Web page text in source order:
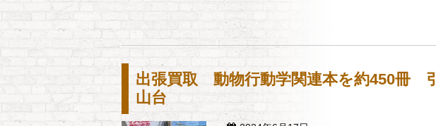
出張買取 動物行動学関連本を約450冊
山台